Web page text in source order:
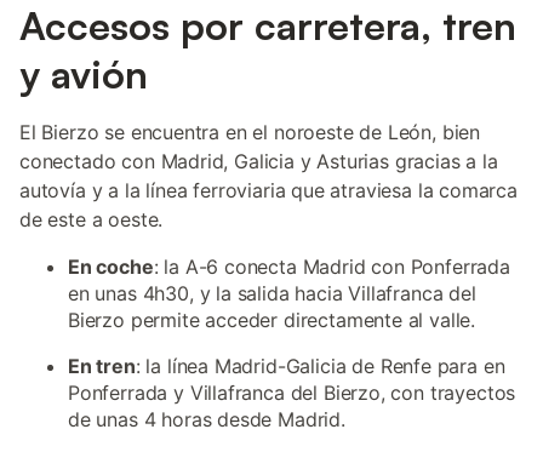
Accesos por carretera, tren
y avión
El Bierzo se encuentra en el noroeste de León, bien
conectado con Madrid, Galicia y Asturias gracias a la
autovía y a la línea ferroviaria que atraviesa la comarca
de este a oeste.
En coche: la A-6 conecta Madrid con Ponferrada
en unas 4h30, y la salida hacia Villafranca del
Bierzo permite acceder directamente al valle.
En tren: la línea Madrid-Galicia de Renfe para en
Ponferrada y Villafranca del Bierzo, con trayectos
de unas 4 horas desde Madrid.